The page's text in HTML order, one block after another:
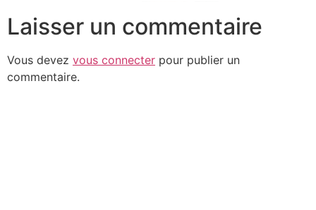
Laisser un commentaire
Vous devez vous connecter pour publier un
commentaire.